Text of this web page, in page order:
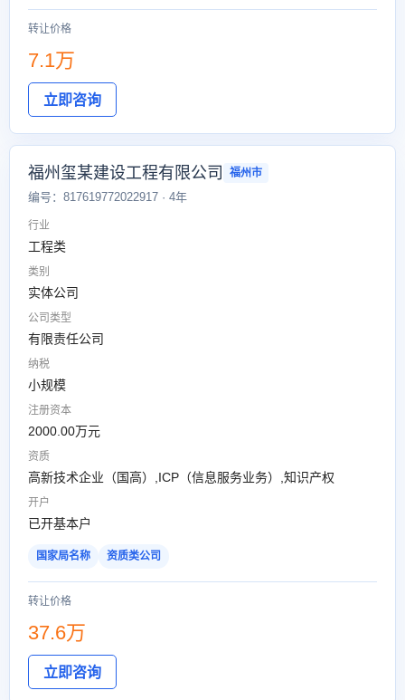
转让价格
7.1万
立即咨询
福州玺某建设工程有限公司 福州市
编号：817619772022917 · 4年
行业
工程类
类别
实体公司
公司类型
有限责任公司
纳税
小规模
注册资本
2000.00万元
资质
高新技术企业（国高）,ICP（信息服务业务）,知识产权
开户
已开基本户
国家局名称 资质类公司
转让价格
37.6万
立即咨询